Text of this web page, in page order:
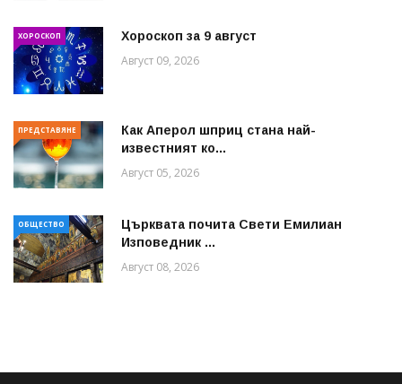
ХОРОСКОП Хороскоп за 9 август
Август 09, 2026
ПРЕДСТАВЯНЕ
Как Аперол шприц стана най-
известният ко...
Август 05, 2026
ОБЩЕСТВО
Църквата почита Свeти Емилиан
Изповедник ...
Август 08, 2026